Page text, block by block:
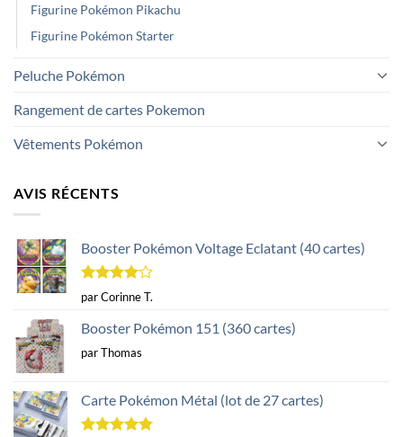
Figurine Pokémon Pikachu
Figurine Pokémon Starter
Peluche Pokémon
Rangement de cartes Pokemon
Vêtements Pokémon
AVIS RÉCENTS
Booster Pokémon Voltage Eclatant (40 cartes)
Note4
sur 5
par Corinne T.
Booster Pokémon 151 (360 cartes)
par Thomas
Carte Pokémon Métal (lot de 27 cartes)